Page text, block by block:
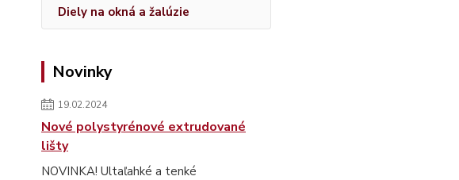
Diely na okná a žalúzie
Novinky
19.02.2024
Nové polystyrénové extrudované
lišty
NOVINKA! Ultaľahké a tenké